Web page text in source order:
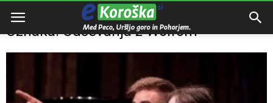
Domov Odsevanja z Wolfom
Oznaka: Odsevanja z Wolfom